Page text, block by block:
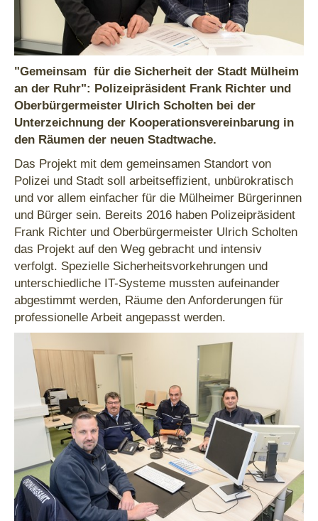
"Gemeinsam für die Sicherheit der Stadt Mülheim
an der Ruhr": Polizeipräsident Frank Richter und
Oberbürgermeister Ulrich Scholten bei der
Unterzeichnung der Kooperationsvereinbarung in
den Räumen der neuen Stadtwache.
Das Projekt mit dem gemeinsamen Standort von
Polizei und Stadt soll arbeitseffizient, unbürokratisch
und vor allem einfacher für die Mülheimer Bürgerinnen
und Bürger sein. Bereits 2016 haben Polizeipräsident
Frank Richter und Oberbürgermeister Ulrich Scholten
das Projekt auf den Weg gebracht und intensiv
verfolgt. Spezielle Sicherheitsvorkehrungen und
unterschiedliche IT-Systeme mussten aufeinander
abgestimmt werden, Räume den Anforderungen für
professionelle Arbeit angepasst werden.